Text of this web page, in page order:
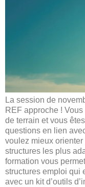
La session de
REF approche !
de terrain et vous
questions en lien
voulez mieux
structures les plus
formation vous
structures emploi qui
avec un kit d’outils